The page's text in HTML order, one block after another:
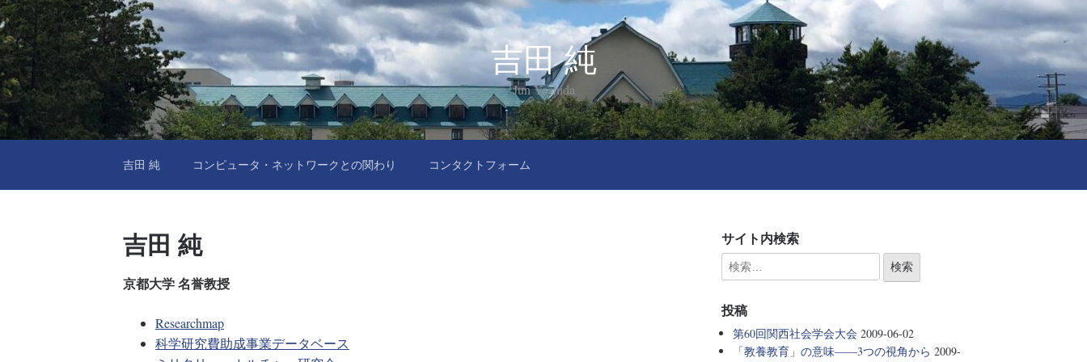
吉田 純
Jun Yoshida
吉田 純 コンピュータ・ネットワークとの関わり コンタクトフォーム
吉田 純
京都大学 名誉教授
Researchmap
科学研究費助成事業データベース
サイト内検索
投稿
第60回関西社会学会大会 2009-06-02
「教養教育」の意味――3つの視角から 2009-